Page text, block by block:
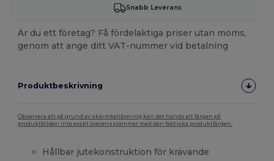
Snabb Leverans
Är du ett företag? Få fördelaktiga priser utan moms,
genom att ange ditt VAT-nummer vid betalning
Produktbeskrivning
Observera att på grund av skärmkalibrering kan det hända att färgen på
produktbilden inte exakt överensstämmer med den faktiska produktfärgen.
Hållbar jutekonstruktion för krävande